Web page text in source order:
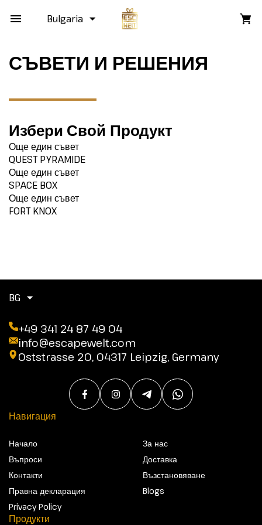
Bulgaria
СЪВЕТИ И РЕШЕНИЯ
Избери Свой Продукт
Още един съвет
QUEST PYRAMIDE
Още един съвет
SPACE BOX
Още един съвет
FORT KNOX
BG
+49 341 24 87 49 04
info@escapewelt.com
Oststrasse 20, 04317 Leipzig, Germany
Навигация
Начало
Въпроси
Контакти
Правна декларация
Privacy Policy
За нас
Доставка
Възстановяване
Blogs
Продукти